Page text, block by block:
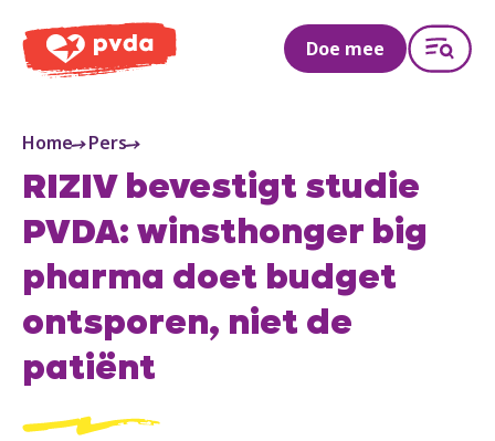
PVDA
Doe mee
Home Pers
RIZIV bevestigt studie
PVDA: winsthonger big
pharma doet budget
ontsporen, niet de
patiënt